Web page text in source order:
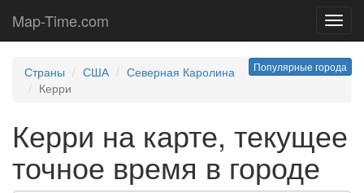
Map-Time.com
Популярные города
Страны США
Северная Каролина
Керри
Керри на карте, текущее
точное время в городе